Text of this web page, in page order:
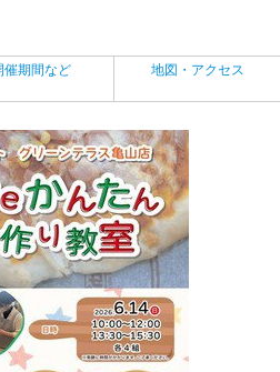
催期間など 地図・アクセス